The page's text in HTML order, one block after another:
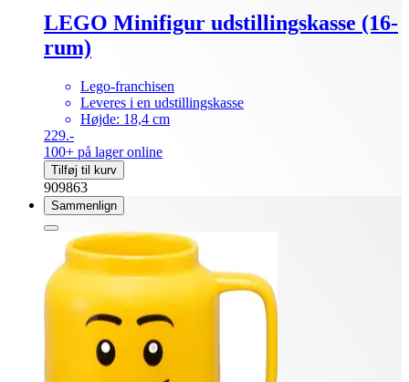
LEGO Minifigur udstillingskasse (16-
rum)
Lego-franchisen
Leveres i en udstillingskasse
Højde: 18,4 cm
229.-
100+ på lager online
Tilføj til kurv
909863
Sammenlign